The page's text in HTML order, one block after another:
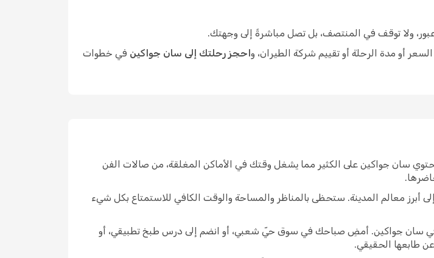
عبور، ولا توقف في المنتصف، بل تصل مباشرةً إلى وجهتك.
أو مدة الرحلة أو تقييم شركة الطيران، واحجز رحلتك إلى سان جواكين في خطوات
سان جواكين على الكثير مما يشغل وقتك في الأماكن المغلقة، من صالات الفن
أبرز معالم المدينة. ستحظى بالمناظر والمساحة والوقت الكافي للاستمتاع بكل شيء
في سان جواكين. أمضِ صباحك في سوق حيّ شعبي، أو انضم إلى درس طبخ تطبيقي، أو
طابعها الحقيقي.